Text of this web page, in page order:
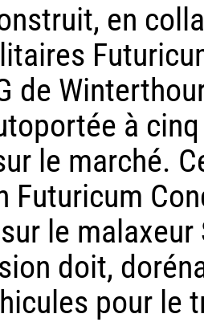
en
de
à
le marché.
Futuricum
le malaxeur
doit,
pour le